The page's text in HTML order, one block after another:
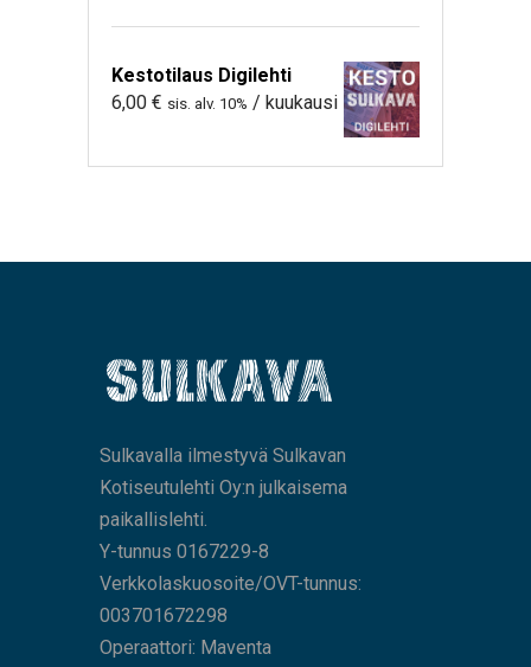
Kestotilaus Digilehti
6,00 € sis. alv. 10% / kuukausi
Sulkavalla ilmestyvä Sulkavan
Kotiseutulehti Oy:n julkaisema
paikallislehti.
Y-tunnus 0167229-8
Verkkolaskuosoite/OVT-tunnus:
003701672298
Operaattori: Maventa